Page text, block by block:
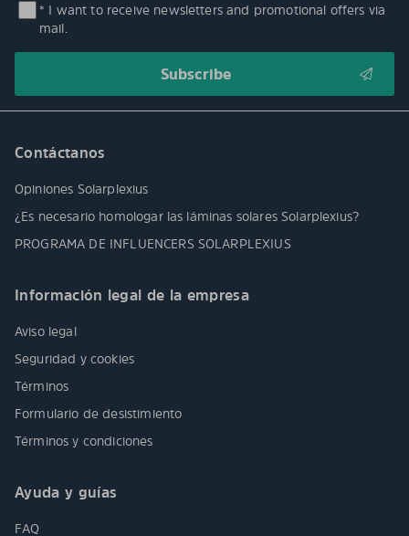
* I want to receive newsletters and promotional offers via
mail.
Contáctanos
Opiniones Solarplexius
¿Es necesario homologar las láminas solares Solarplexius?
PROGRAMA DE INFLUENCERS SOLARPLEXIUS
Información legal de la empresa
Aviso legal
Seguridad y cookies
Términos
Formulario de desistimiento
Términos y condiciones
Ayuda y guías
FAQ